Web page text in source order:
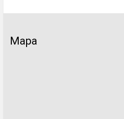
Mapa